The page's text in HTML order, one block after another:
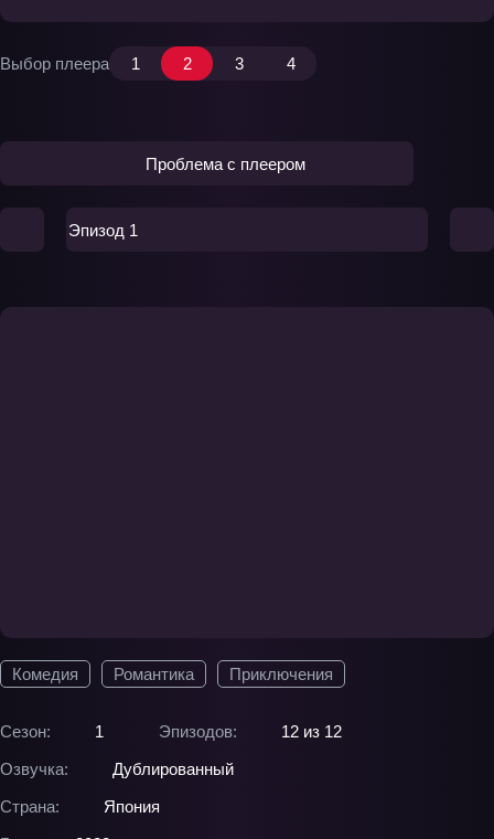
Комедия Романтика Приключения
Сезон: 1 Эпизодов:
12 из 12
Озвучка:
Дублированный
Страна:
Япония
Выбор плеера 1 2 3 4
Проблема с плеером
Эпизод 1